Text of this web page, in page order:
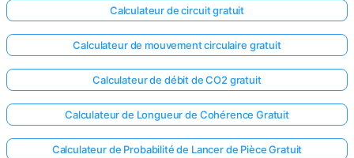
Calculateur de circuit gratuit
Calculateur de mouvement circulaire gratuit
Calculateur de débit de CO2 gratuit
Calculateur de Longueur de Cohérence Gratuit
Calculateur de Probabilité de Lancer de Pièce Gratuit